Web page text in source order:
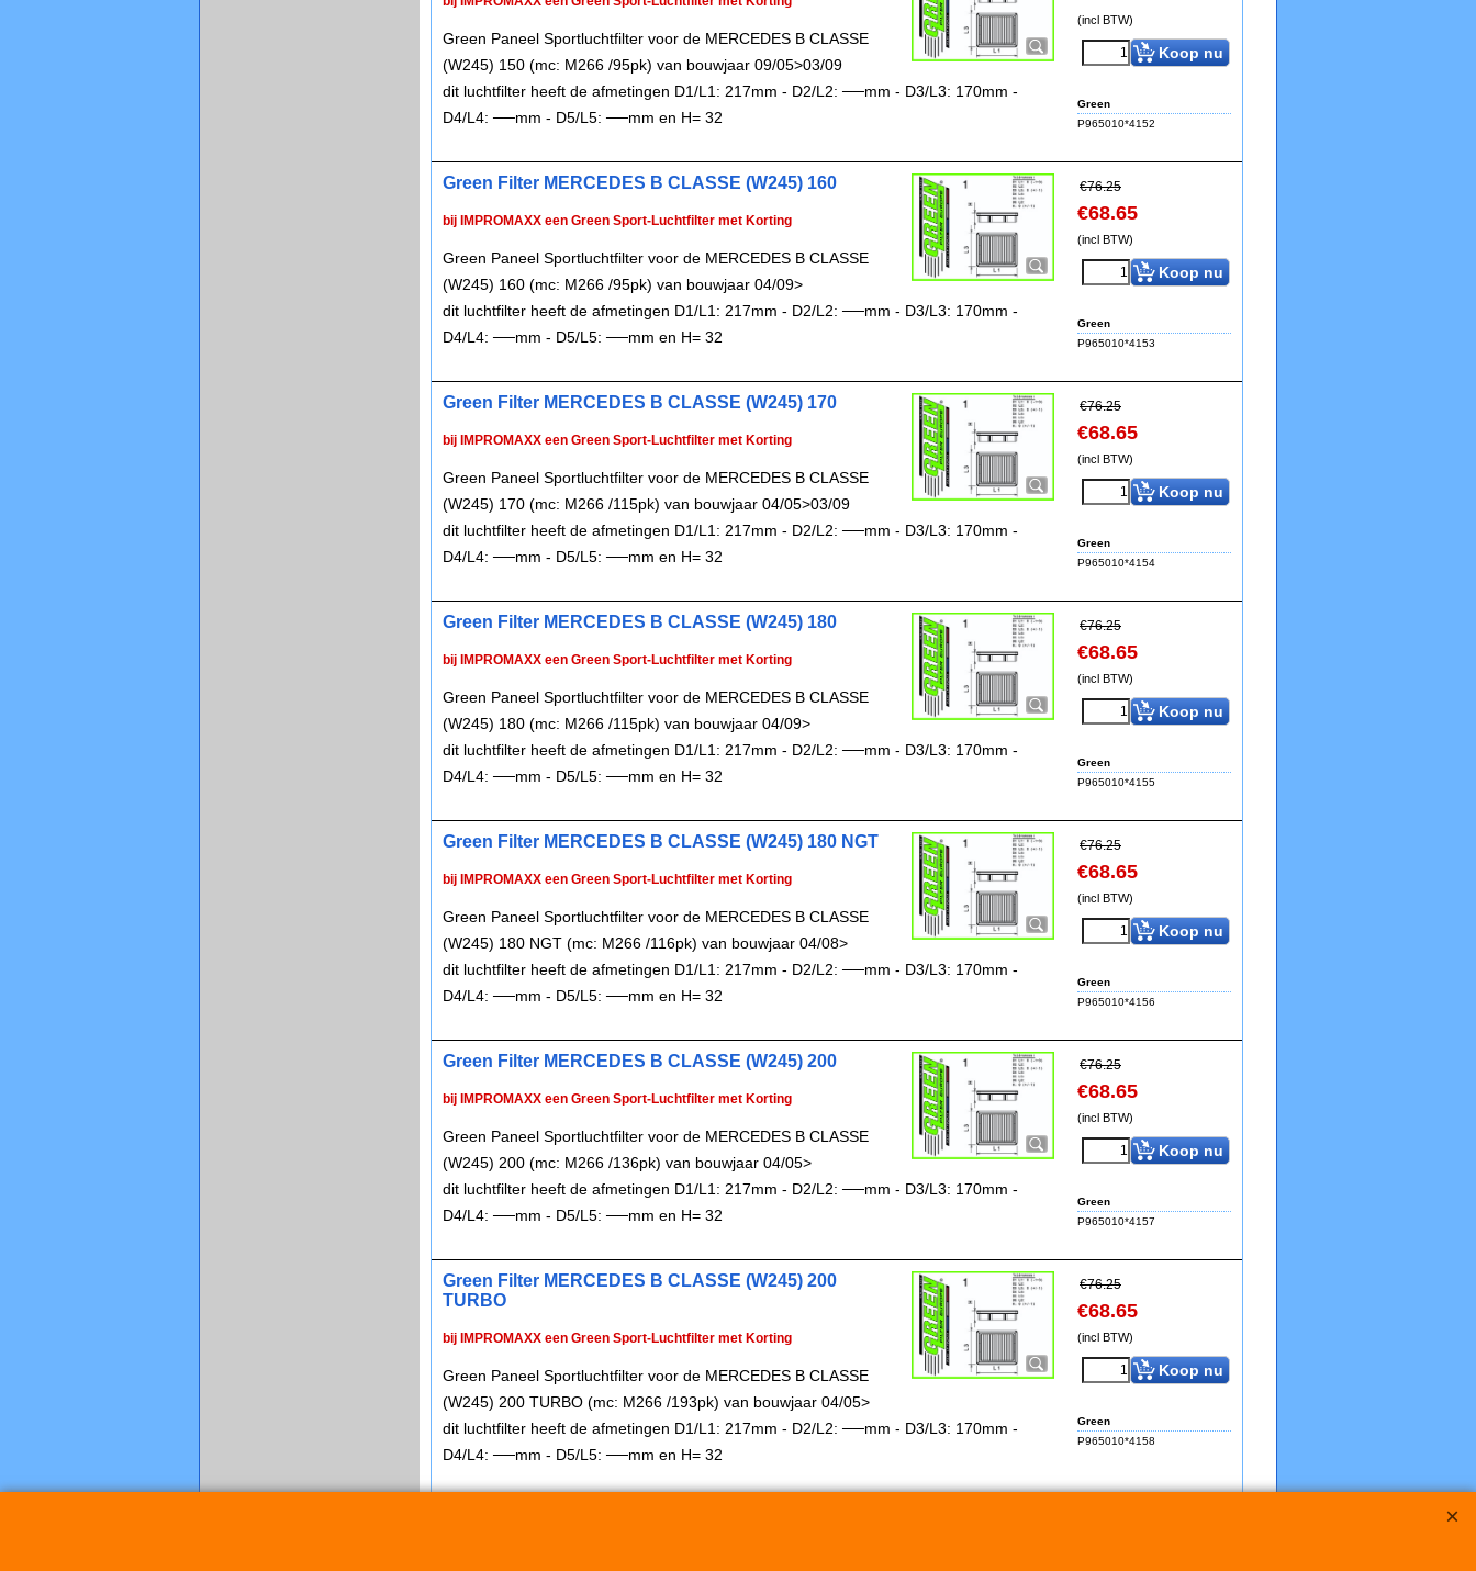
(incl BTW)
Koop nu
Green
P965010*4152
Green Paneel Sportluchtfilter voor de MERCEDES B CLASSE
(W245) 150 (mc: M266 /95pk) van bouwjaar 09/05>03/09
dit luchtfilter heeft de afmetingen D1/L1: 217mm - D2/L2: ──mm - D3/L3: 170mm -
D4/L4: ──mm - D5/L5: ──mm en H= 32
€76.25
€68.65
(incl BTW)
Koop nu
Green
P965010*4153
Green Filter MERCEDES B CLASSE (W245) 160
bij IMPROMAXX een Green Sport-Luchtfilter met Korting
Green Paneel Sportluchtfilter voor de MERCEDES B CLASSE
(W245) 160 (mc: M266 /95pk) van bouwjaar 04/09>
dit luchtfilter heeft de afmetingen D1/L1: 217mm - D2/L2: ──mm - D3/L3: 170mm -
D4/L4: ──mm - D5/L5: ──mm en H= 32
€76.25
€68.65
(incl BTW)
Koop nu
Green
P965010*4154
Green Filter MERCEDES B CLASSE (W245) 170
bij IMPROMAXX een Green Sport-Luchtfilter met Korting
Green Paneel Sportluchtfilter voor de MERCEDES B CLASSE
(W245) 170 (mc: M266 /115pk) van bouwjaar 04/05>03/09
dit luchtfilter heeft de afmetingen D1/L1: 217mm - D2/L2: ──mm - D3/L3: 170mm -
D4/L4: ──mm - D5/L5: ──mm en H= 32
€76.25
€68.65
(incl BTW)
Koop nu
Green
P965010*4155
Green Filter MERCEDES B CLASSE (W245) 180
bij IMPROMAXX een Green Sport-Luchtfilter met Korting
Green Paneel Sportluchtfilter voor de MERCEDES B CLASSE
(W245) 180 (mc: M266 /115pk) van bouwjaar 04/09>
dit luchtfilter heeft de afmetingen D1/L1: 217mm - D2/L2: ──mm - D3/L3: 170mm -
D4/L4: ──mm - D5/L5: ──mm en H= 32
€76.25
€68.65
(incl BTW)
Koop nu
Green
P965010*4156
Green Filter MERCEDES B CLASSE (W245) 180 NGT
bij IMPROMAXX een Green Sport-Luchtfilter met Korting
Green Paneel Sportluchtfilter voor de MERCEDES B CLASSE
(W245) 180 NGT (mc: M266 /116pk) van bouwjaar 04/08>
dit luchtfilter heeft de afmetingen D1/L1: 217mm - D2/L2: ──mm - D3/L3: 170mm -
D4/L4: ──mm - D5/L5: ──mm en H= 32
€76.25
€68.65
(incl BTW)
Koop nu
Green
P965010*4157
Green Filter MERCEDES B CLASSE (W245) 200
bij IMPROMAXX een Green Sport-Luchtfilter met Korting
Green Paneel Sportluchtfilter voor de MERCEDES B CLASSE
(W245) 200 (mc: M266 /136pk) van bouwjaar 04/05>
dit luchtfilter heeft de afmetingen D1/L1: 217mm - D2/L2: ──mm - D3/L3: 170mm -
D4/L4: ──mm - D5/L5: ──mm en H= 32
€76.25
€68.65
(incl BTW)
Koop nu
Green
P965010*4158
Green Filter MERCEDES B CLASSE (W245) 200
TURBO
bij IMPROMAXX een Green Sport-Luchtfilter met Korting
Green Paneel Sportluchtfilter voor de MERCEDES B CLASSE
(W245) 200 TURBO (mc: M266 /193pk) van bouwjaar 04/05>
dit luchtfilter heeft de afmetingen D1/L1: 217mm - D2/L2: ──mm - D3/L3: 170mm -
D4/L4: ──mm - D5/L5: ──mm en H= 32